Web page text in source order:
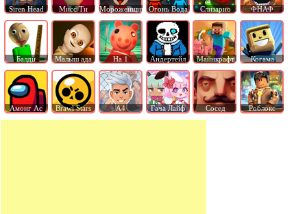
Siren Head Мисс Ти Мороженщик Огонь Вода Слизарио ФНАФ
Балди Малыш ада На 1 Андертейл Майнкрафт Когама
Амонг Ас Brawl Stars А4 Гача Лайф Сосед Роблокс